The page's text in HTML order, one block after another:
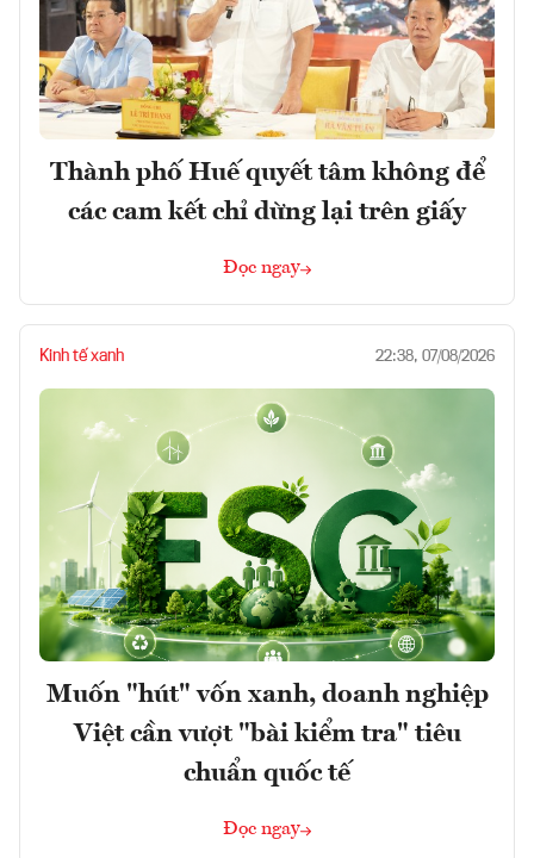
Thành phố Huế quyết tâm không để
các cam kết chỉ dừng lại trên giấy
Đọc ngay
Kinh tế xanh 22:38, 07/08/2026
Muốn "hút" vốn xanh, doanh nghiệp
Việt cần vượt "bài kiểm tra" tiêu
chuẩn quốc tế
Đọc ngay